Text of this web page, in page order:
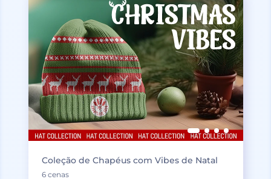
Coleção de Chapéus com Vibes de Natal
6 cenas